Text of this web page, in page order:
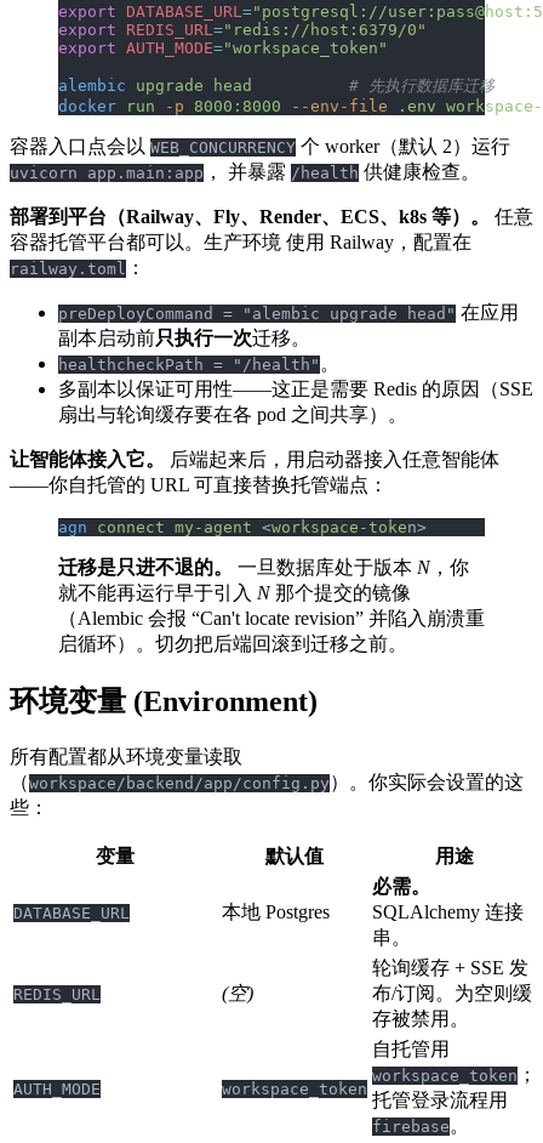
export DATABASE_URL ="postgresql://
export REDIS_URL ="redis://host:6379/0"
export AUTH_MODE="workspace_token"
alembic upgrade head
          # 先执行数据库迁移
docker run -p 8000:8000 --env-file .env
容器入口点会以 WEB_CONCURRENCY 个 worker（默认 2）运行
uvicorn app.main:app ， 并暴露 /health 供健康检查。
部署到平台（Railway、Fly、Render、ECS、k8s 等）。
任意
容器托管平台都可以。生产环境 使用 Railway，配置在
railway.toml ：
preDeployCommand = "alembic upgrade head" 在应用
副本启动前只执行一次迁移。
healthcheckPath = "/health" 。
多副本以保证可用性——这正是需要 Redis 的原因（SSE
扇出与轮询缓存要在各 pod 之间共享）。
让智能体接入它。
后端起来后，用启动器接入任意智能体
——你自托管的 URL 可直接替换托管端点：
agn connect my-agent <workspace-token>
迁移是只进不退的。 一旦数据库处于版本 N，你
就不能再运行早于引入 N那个提交的镜像
（Alembic 会报 “Can't locate revision” 并陷入崩溃重
启循环）。切勿把后端回滚到迁移之前。
环境变量 (Environment)
所有配置都从环境变量读取
（workspace/backend/app/config.py ）。你实际会设置的这
些：
变量 默认值 用途
DATABASE_URL 本地 Postgres
必需。
SQLAlchemy 连接
串。
REDIS_URL (空)
轮询缓存 + SSE 发
布/订阅。为空则缓
存被禁用。
AUTH_MODE workspace_token
自托管用
workspace_token ；
托管登录流程用
firebase 。